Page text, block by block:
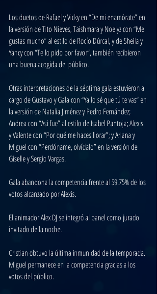
Los duetos de Rafael y Vicky en “De mi enamórate” en
la versión de Tito Nieves, Taishmara y Noelyz con “Me
gustas mucho” al estilo de Rocío Dúrcal, y de Sheila y
Yancy con “Te lo pido por favor”, también recibieron
una buena acogida del público.
Otras interpretaciones de la séptima gala estuvieron a
cargo de Gustavo y Gala con “Ya lo sé que tú te vas” en
la versión de Natalia Jiménez y Pedro Fernández;
Andrea con “Así fue” al estilo de Isabel Pantoja; Alexis
y Valente con “Por qué me haces llorar”; y Ariana y
Miguel con “Perdóname, olvídalo” en la versión de
Giselle y Sergio Vargas.
Gala abandona la competencia frente al 59.75% de los
votos alcanzado por Alexis.
El animador Alex DJ se integró al panel como jurado
invitado de la noche.
Cristian obtuvo la última inmunidad de la temporada.
Miguel permanece en la competencia gracias a los
votos del público.